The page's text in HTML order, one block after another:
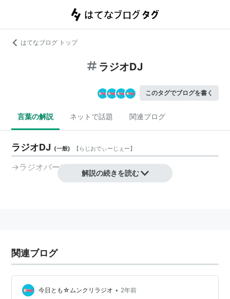
はてなブログ トップ
ラジオDJ
このタグでブログを書く
言葉の解説 ネットで話題 関連ブログ
ラジオDJ (一般) 【 らじおでぃーじぇー】
→ラジオパーソナリティ
解説の続きを読む
関連ブログ
今日とも☆ムンクリラジオ • 2年前